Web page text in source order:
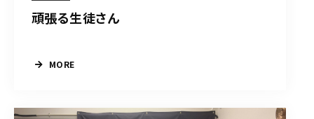
頑張る生徒さん
MORE